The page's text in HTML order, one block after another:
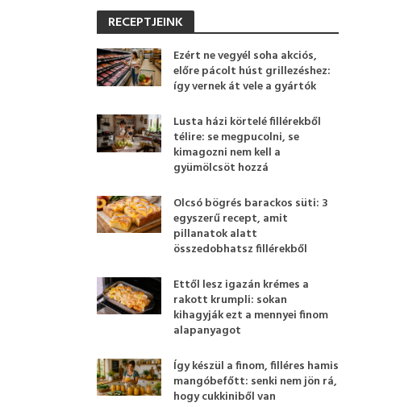
RECEPTJEINK
Ezért ne vegyél soha akciós,
előre pácolt húst grillezéshez:
így vernek át vele a gyártók
Lusta házi körtelé fillérekből
télire: se megpucolni, se
kimagozni nem kell a
gyümölcsöt hozzá
Olcsó bögrés barackos süti: 3
egyszerű recept, amit
pillanatok alatt
összedobhatsz fillérekből
Ettől lesz igazán krémes a
rakott krumpli: sokan
kihagyják ezt a mennyei finom
alapanyagot
Így készül a finom, filléres hamis
mangóbefőtt: senki nem jön rá,
hogy cukkiniből van